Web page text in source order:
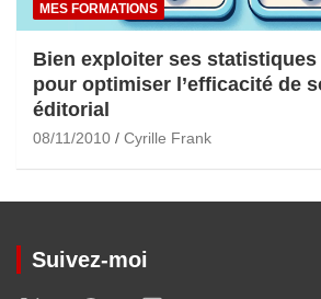
MES FORMATIONS
Bien exploiter ses statistiques
pour optimiser l’efficacité de
éditorial
08/11/2010 Cyrille Frank
Suivez-moi